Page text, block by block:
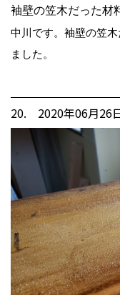
袖壁の笠木だった材
中川です。袖壁の笠
ました。
20. 2020年06月26